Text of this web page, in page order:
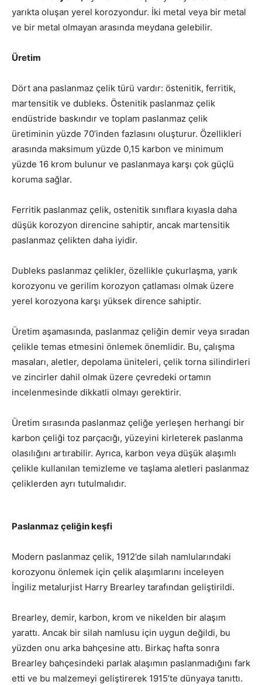
yarıkta oluşan yerel korozyondur. İki metal veya bir metal
ve bir metal olmayan arasında meydana gelebilir.
Üretim
Dört ana paslanmaz çelik türü vardır: östenitik, ferritik,
martensitik ve dubleks. Östenitik paslanmaz çelik
endüstride baskındır ve toplam paslanmaz çelik
üretiminin yüzde 70’inden fazlasını oluşturur. Özellikleri
arasında maksimum yüzde 0,15 karbon ve minimum
yüzde 16 krom bulunur ve paslanmaya karşı çok güçlü
koruma sağlar.
Ferritik paslanmaz çelik, ostenitik sınıflara kıyasla daha
düşük korozyon direncine sahiptir, ancak martensitik
paslanmaz çelikten daha iyidir.
Dubleks paslanmaz çelikler, özellikle çukurlaşma, yarık
korozyonu ve gerilim korozyon çatlaması olmak üzere
yerel korozyona karşı yüksek dirence sahiptir.
Üretim aşamasında, paslanmaz çeliğin demir veya sıradan
çelikle temas etmesini önlemek önemlidir. Bu, çalışma
masaları, aletler, depolama üniteleri, çelik torna silindirleri
ve zincirler dahil olmak üzere çevredeki ortamın
incelenmesinde dikkatli olmayı gerektirir.
Üretim sırasında paslanmaz çeliğe yerleşen herhangi bir
karbon çeliği toz parçacığı, yüzeyini kirleterek paslanma
olasılığını artırabilir. Ayrıca, karbon veya düşük alaşımlı
çelikle kullanılan temizleme ve taşlama aletleri paslanmaz
çeliklerden ayrı tutulmalıdır.
Paslanmaz çeliğin keşfi
Modern paslanmaz çelik, 1912’de silah namlularındaki
korozyonu önlemek için çelik alaşımlarını inceleyen
İngiliz metalurjist Harry Brearley tarafından geliştirildi.
Brearley, demir, karbon, krom ve nikelden bir alaşım
yarattı. Ancak bir silah namlusu için uygun değildi, bu
yüzden onu arka bahçesine attı. Birkaç hafta sonra
Brearley bahçesindeki parlak alaşımın paslanmadığını fark
etti ve bu malzemeyi geliştirerek 1915’te dünyaya tanıttı.